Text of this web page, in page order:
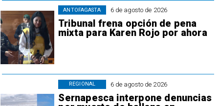
6 de agosto de 2026
Tribunal frena opción de pena
mixta para Karen Rojo por ahora
ANTOFAGASTA
6 de agosto de 2026
Sernapesca interpone denuncias
REGIONAL